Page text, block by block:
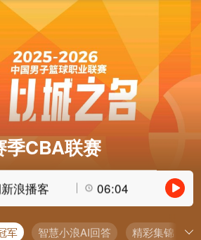
CBA联赛
浪播客 06:04
军 智慧小浪AI回答 精彩集锦